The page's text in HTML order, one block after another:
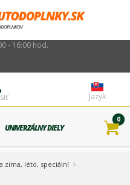
- 16:00 hod.
Jazyk
UNIVERZÁLNY DIELY
0
zima, léto, speciální